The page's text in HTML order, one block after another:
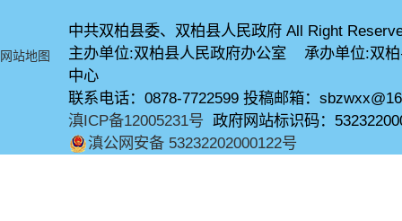
网站地图
中共双柏县委、双柏县人民政府 All Right
主办单位:双柏县人民政府办公室 承办单位:双
中心
联系电话：0878-7722599 投稿邮箱：
滇ICP备12005231号 政府网站标识码：
滇公网安备 53232202000122号